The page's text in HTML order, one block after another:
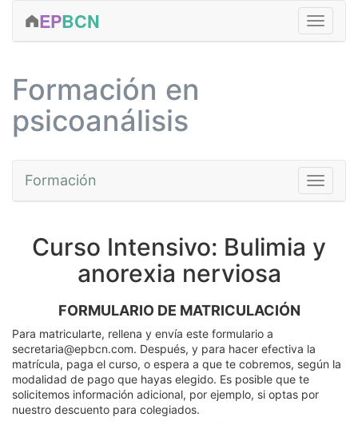
EPBCN
CLÍNICA
ACTIVIDADES
SERVICIOS
CONTACTAR
Formación en
psicoanálisis
Toggle
Formación
Fundamentos
Prácticas
Talleres
Servicios
Equipo
Curso Intensivo: Bulimia y
anorexia nerviosa
FORMULARIO DE MATRICULACIÓN
Para matricularte, rellena y envía este formulario a
secretaria@epbcn.com. Después, y para hacer efectiva la
matrícula, paga el curso, o espera a que te cobremos, según la
modalidad de pago que hayas elegido. Es posible que te
solicitemos información adicional, por ejemplo, si optas por
nuestro descuento para colegiados.